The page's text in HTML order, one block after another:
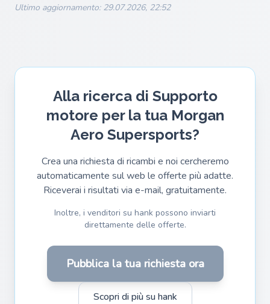
Ultimo aggiornamento: 29.07.2026, 22:52
Alla ricerca di Supporto
motore per la tua Morgan
Aero Supersports?
Crea una richiesta di ricambi e noi cercheremo
automaticamente sul web le offerte più adatte.
Riceverai i risultati via e-mail, gratuitamente.
Inoltre, i venditori su hank possono inviarti
direttamente delle offerte.
Pubblica la tua richiesta ora
Scopri di più su hank